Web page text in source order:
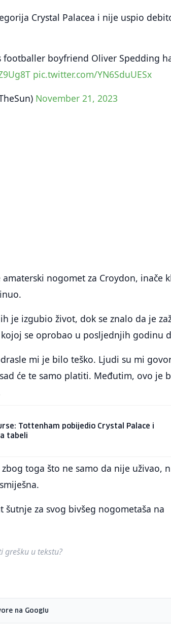
Crystal Palacea i nije uspio
footballer boyfriend Oliver Spedding
pic.twitter.com/YN6SduUESx
November 21, 2023
nogomet za Croydon, inače
je izgubio život, dok se znalo da je
se oprobao u posljednjih godinu
mi je bilo teško. Ljudi su mi
će te samo platiti. Međutim, ovo je
Tottenham pobijedio Crystal Palace i
tabeli
toga što ne samo da nije uživao,
za svog bivšeg nogometaša na
grešku u tekstu?
na Googlu